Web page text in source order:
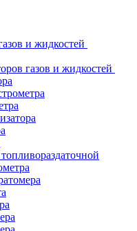
и жидкостей
газов и жидкостей